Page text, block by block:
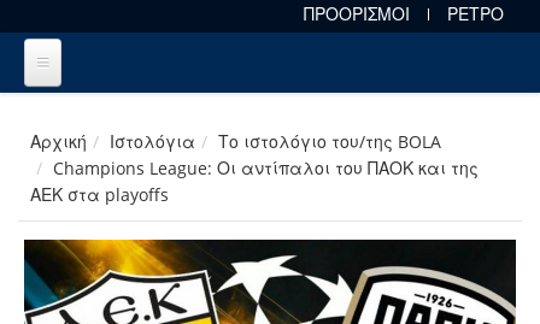
ΠΡΟΟΡΙΣΜΟΙ ΡΕΤΡΟ
Αρχική Ιστολόγια
Το ιστολόγιο του/της BOLA
Champions League: Οι αντίπαλοι του ΠΑΟΚ και της
ΑΕΚ στα playoffs